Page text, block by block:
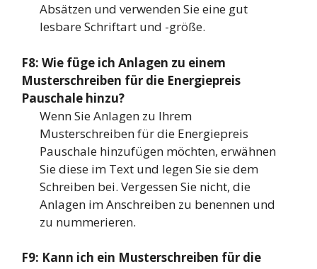
Absätzen und verwenden Sie eine gut
lesbare Schriftart und -größe.
F8: Wie füge ich Anlagen zu einem
Musterschreiben für die Energiepreis
Pauschale hinzu?
Wenn Sie Anlagen zu Ihrem
Musterschreiben für die Energiepreis
Pauschale hinzufügen möchten, erwähnen
Sie diese im Text und legen Sie sie dem
Schreiben bei. Vergessen Sie nicht, die
Anlagen im Anschreiben zu benennen und
zu nummerieren.
F9: Kann ich ein Musterschreiben für die